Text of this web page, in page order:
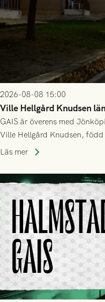
2026-08-08 15:00
Ville Hellgård Knudsen
GAIS är överens med
Ville Hellgård Knudsen, född
Läs mer